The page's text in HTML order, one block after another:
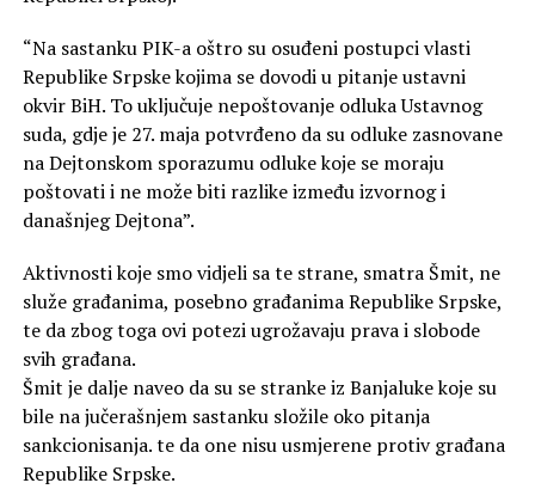
“Na sastanku PIK-a oštro su osuđeni postupci vlasti
Republike Srpske kojima se dovodi u pitanje ustavni
okvir BiH. To uključuje nepoštovanje odluka Ustavnog
suda, gdje je 27. maja potvrđeno da su odluke zasnovane
na Dejtonskom sporazumu odluke koje se moraju
poštovati i ne može biti razlike između izvornog i
današnjeg Dejtona”.
Aktivnosti koje smo vidjeli sa te strane, smatra Šmit, ne
služe građanima, posebno građanima Republike Srpske,
te da zbog toga ovi potezi ugrožavaju prava i slobode
svih građana.
Šmit je dalje naveo da su se stranke iz Banjaluke koje su
bile na jučerašnjem sastanku složile oko pitanja
sankcionisanja. te da one nisu usmjerene protiv građana
Republike Srpske.